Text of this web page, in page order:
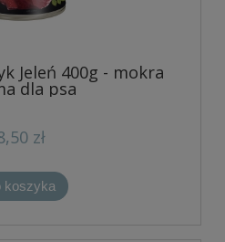
Jeleń 400g - mokra
dla psa
zł
koszyka